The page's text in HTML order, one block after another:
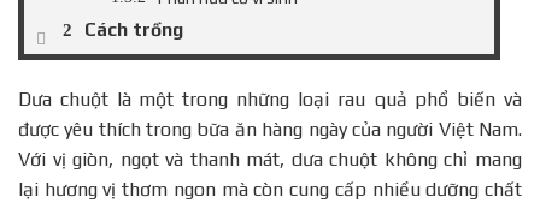
Cách trồng
Lên luống cao và rộng
Kích thước luống
Khoảng cách giữa các luống
Khoảng cách hàng và cây cách cây
Đặt cây con vào luống
Dưa chuột là một trong những loại rau quả phổ biến và
được yêu thích trong bữa ăn hàng ngày của người Việt Nam.
Với vị giòn, ngọt và thanh mát, dưa chuột không chỉ mang
lại hương vị thơm ngon mà còn cung cấp nhiều dưỡng chất